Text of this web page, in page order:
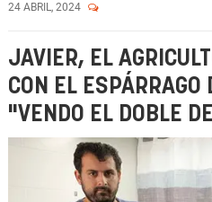
24 ABRIL, 2024
JAVIER, EL
CON EL ESPÁRRAGO
"VENDO EL DOBLE